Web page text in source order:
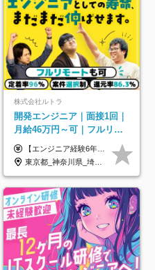
株式会社ルトラ
開発エンジニア｜面接1回｜
月給46万円～可｜フルリモ
ートも可｜案件選択制｜定
着率96％以上｜副業OK｜住
宅手当
【エンジニア経験6年以上の方】 月給46万円～100万円（固定残業代含む） ※上記月給には月30時間分の固定残業代（月8万7,400円～月19万円）を含む。超過分は全額支給。 【エンジニア経験4年以上の方】 月給42万円～100万円（固定残業代含む） ※上記月給には月30時間分の固定残業代（月7万9,800円～月19万円）を含む。超過分は全額支給。 【エンジニア経験4年未満の方】 月給38万円～100万円（固定残業代含む） ※上記月給には月30時間分の固定残業代（月7万2,200円～月19万円）を含む。超過分は全額支給。 ※経験、スキル、前職給与などを踏まえて決定。 ◆ルトラの給与制度のポイント！◆ ・社員の95%が入社時に年収UP！最高で300万円UPの実績も ・平均還元率86.3%（交通費・住宅手当・会社負担分の社保も含む） ・人柄やポテンシャルを評価し、スキル以上の希望年収を提示することも ・退職金制度やリファラル手当（平均50万円）あり
東京都_神奈川県_埼玉県_千葉県_大阪府_愛知県_北海道_青森県_岩手県_宮城県_秋田県_山形県_福島県_茨城県_栃木県_群馬県_新潟県_山梨県_長野県_富山県_石川県_福井県_静岡県_岐阜県_三重県_兵庫県_京都府_滋賀県_奈良県_和歌山県_広島県_岡山県_鳥取県_島根県_山口県_徳島県_香川県_愛媛県_高知県_福岡県_熊本県_佐賀県_長崎県_大分県_宮崎県_鹿児島県_沖縄県